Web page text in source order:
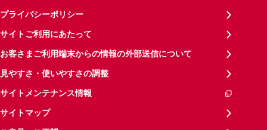
プライバシーポリシー
サイトご利用にあたって
お客さまご利用端末からの情報の外部送信について
見やすさ・使いやすさの調整
サイトメンテナンス情報
サイトマップ